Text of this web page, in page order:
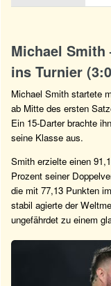
Michael Smith
ins Turnier
Michael Smith startete
ab Mitte des ersten
Ein 15-Darter brachte
seine Klasse aus.
Smith erzielte einen
Prozent seiner
die mit 77,13 Punkten
stabil agierte der
ungefährdet zu einem